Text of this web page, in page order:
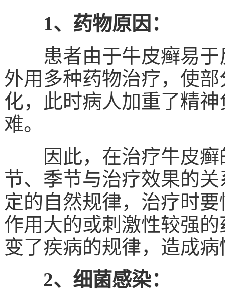
1、药物原因：
患者由于牛皮癣易于
外用多种药物治疗，使
化，此时病人加重了精
难。
因此，在治疗牛皮癣
节、季节与治疗效果的
定的自然规律，治疗时
作用大的或刺激性较强
变了疾病的规律，造成
2、细菌感染：